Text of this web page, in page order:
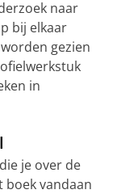
naar
bij elkaar
gezien
in
je over de
boek vandaan